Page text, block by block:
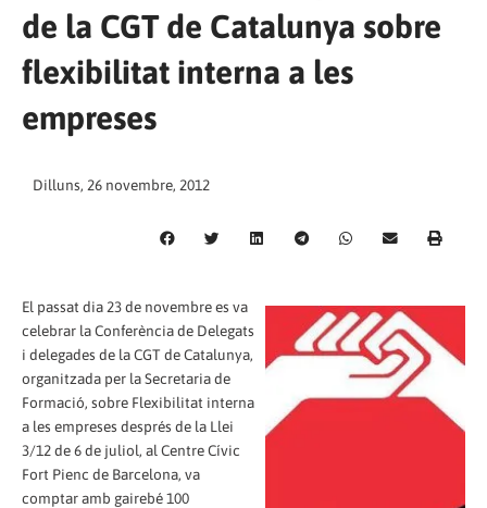
de la CGT de Catalunya sobre
flexibilitat interna a les
empreses
Dilluns, 26 novembre, 2012
El passat dia 23 de novembre es va
celebrar la Conferència de Delegats
i delegades de la CGT de Catalunya,
organitzada per la Secretaria de
Formació, sobre Flexibilitat interna
a les empreses després de la Llei
3/12 de 6 de juliol, al Centre Cívic
Fort Pienc de Barcelona, va
comptar amb gairebé 100